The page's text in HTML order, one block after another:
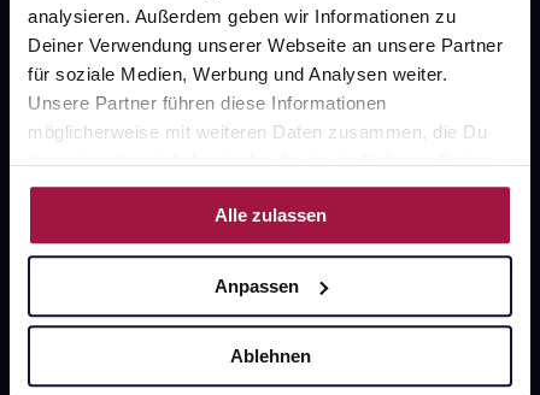
analysieren. Außerdem geben wir Informationen zu
Deiner Verwendung unserer Webseite an unsere Partner
für soziale Medien, Werbung und Analysen weiter.
Unsere Partner führen diese Informationen
möglicherweise mit weiteren Daten zusammen, die Du
ihnen bereitgestellt hast oder die sie im Rahmen Deiner
Nutzung der Dienste gesammelt haben.
Alle zulassen
Anpassen
Ablehnen
Karriere
Newsletter
Barrierefreiheitserklärung
PAYBACK
gesund-versorger.de
AGB